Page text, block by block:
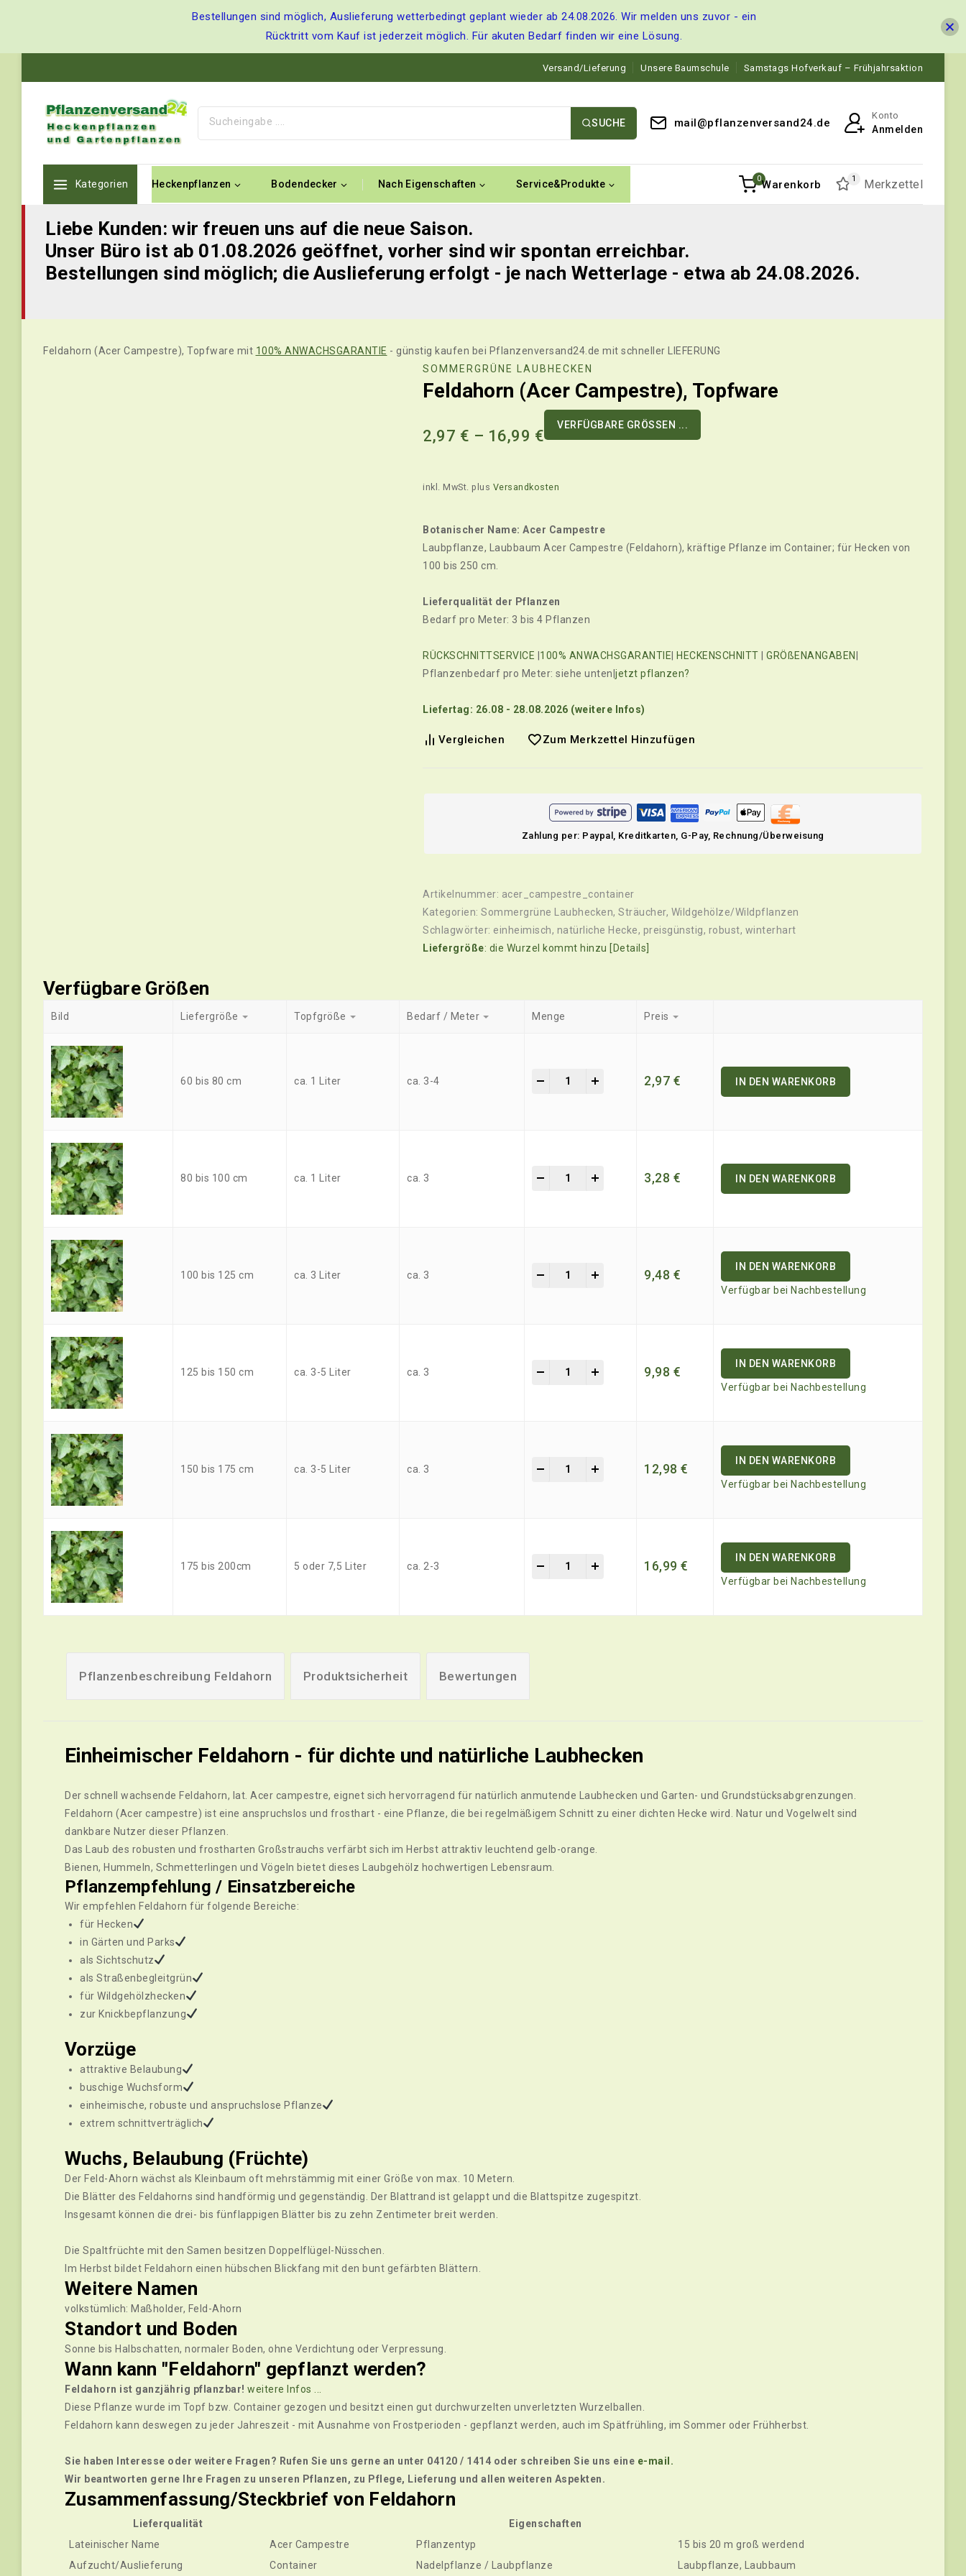
Versand/Lieferung Unsere Baumschule Samstags Hofverkauf – Frühjahrsaktion
SUCHE mail@pflanzenversand24.de
Konto
Anmelden
Kategorien Heckenpflanzen Bodendecker Nach Eigenschaften Service&Produkte 0Warenkorb 1 Merkzettel
Liebe Kunden: wir freuen uns auf die neue Saison.
Unser Büro ist ab 01.08.2026 geöffnet, vorher sind wir spontan erreichbar.
Bestellungen sind möglich; die Auslieferung erfolgt - je nach Wetterlage - etwa ab 24.08.2026.
Feldahorn (Acer Campestre), Topfware mit 100% ANWACHSGARANTIE - günstig kaufen bei Pflanzenversand24.de mit schneller LIEFERUNG
SOMMERGRÜNE LAUBHECKEN
Feldahorn (Acer Campestre), Topfware
2,97 € – 16,99 €
VERFÜGBARE GRÖSSEN ...
inkl. MwSt. plus Versandkosten
Botanischer Name: Acer Campestre
Laubpflanze, Laubbaum Acer Campestre (Feldahorn), kräftige Pflanze im Container; für Hecken von
100 bis 250 cm.
Lieferqualität der Pflanzen
Bedarf pro Meter: 3 bis 4 Pflanzen
RÜCKSCHNITTSERVICE |100% ANWACHSGARANTIE| HECKENSCHNITT | GRÖßENANGABEN|
Pflanzenbedarf pro Meter: siehe unten|jetzt pflanzen?
Liefertag: 26.08 - 28.08.2026 (weitere Infos)
Vergleichen Zum Merkzettel Hinzufügen
Zahlung per: Paypal, Kreditkarten, G-Pay, Rechnung/Überweisung
Artikelnummer: acer_campestre_container
Kategorien: Sommergrüne Laubhecken, Sträucher, Wildgehölze/Wildpflanzen
Schlagwörter: einheimisch, natürliche Hecke, preisgünstig, robust, winterhart
Liefergröße: die Wurzel kommt hinzu [Details]
Verfügbare Größen
Bild Liefergröße Topfgröße Bedarf / Meter Menge Preis
60 bis 80 cm ca. 1 Liter ca. 3-4 2,97 € IN DEN WARENKORB
80 bis 100 cm ca. 1 Liter ca. 3 3,28 € IN DEN WARENKORB
100 bis 125 cm ca. 3 Liter ca. 3 9,48 €
IN DEN WARENKORB
Verfügbar bei Nachbestellung
125 bis 150 cm ca. 3-5 Liter ca. 3 9,98 €
IN DEN WARENKORB
Verfügbar bei Nachbestellung
150 bis 175 cm ca. 3-5 Liter ca. 3 12,98 €
IN DEN WARENKORB
Verfügbar bei Nachbestellung
175 bis 200cm 5 oder 7,5 Liter ca. 2-3 16,99 €
IN DEN WARENKORB
Verfügbar bei Nachbestellung
Pflanzenbeschreibung Feldahorn Produktsicherheit Bewertungen
Einheimischer Feldahorn - für dichte und natürliche Laubhecken
Der schnell wachsende Feldahorn, lat. Acer campestre, eignet sich hervorragend für natürlich anmutende Laubhecken und Garten- und Grundstücksabgrenzungen.
Feldahorn (Acer campestre) ist eine anspruchslos und frosthart - eine Pflanze, die bei regelmäßigem Schnitt zu einer dichten Hecke wird. Natur und Vogelwelt sind
dankbare Nutzer dieser Pflanzen.
Das Laub des robusten und frostharten Großstrauchs verfärbt sich im Herbst attraktiv leuchtend gelb-orange.
Bienen, Hummeln, Schmetterlingen und Vögeln bietet dieses Laubgehölz hochwertigen Lebensraum.
Pflanzempfehlung / Einsatzbereiche
Wir empfehlen Feldahorn für folgende Bereiche:
für Hecken
in Gärten und Parks
als Sichtschutz
als Straßenbegleitgrün
für Wildgehölzhecken
zur Knickbepflanzung
Vorzüge
attraktive Belaubung
buschige Wuchsform
einheimische, robuste und anspruchslose Pflanze
extrem schnittverträglich
Wuchs, Belaubung (Früchte)
Der Feld-Ahorn wächst als Kleinbaum oft mehrstämmig mit einer Größe von max. 10 Metern.
Die Blätter des Feldahorns sind handförmig und gegenständig. Der Blattrand ist gelappt und die Blattspitze zugespitzt.
Insgesamt können die drei- bis fünflappigen Blätter bis zu zehn Zentimeter breit werden.
Die Spaltfrüchte mit den Samen besitzen Doppelflügel-Nüsschen.
Im Herbst bildet Feldahorn einen hübschen Blickfang mit den bunt gefärbten Blättern.
Weitere Namen
volkstümlich: Maßholder, Feld-Ahorn
Standort und Boden
Sonne bis Halbschatten, normaler Boden, ohne Verdichtung oder Verpressung.
Wann kann "Feldahorn" gepflanzt werden?
Feldahorn ist ganzjährig pflanzbar! weitere Infos ...
Diese Pflanze wurde im Topf bzw. Container gezogen und besitzt einen gut durchwurzelten unverletzten Wurzelballen.
Feldahorn kann deswegen zu jeder Jahreszeit - mit Ausnahme von Frostperioden - gepflanzt werden, auch im Spätfrühling, im Sommer oder Frühherbst.
Sie haben Interesse oder weitere Fragen? Rufen Sie uns gerne an unter 04120 / 1414 oder schreiben Sie uns eine e-mail.
Wir beantworten gerne Ihre Fragen zu unseren Pflanzen, zu Pflege, Lieferung und allen weiteren Aspekten.
Zusammenfassung/Steckbrief von Feldahorn
Lieferqualität
Lateinischer Name
Acer Campestre
Aufzucht/Auslieferung
Container
Eigenschaften
Pflanzentyp
15 bis 20 m groß werdend
Nadelpflanze / Laubpflanze
Laubpflanze, Laubbaum
Bestellungen sind möglich, Auslieferung wetterbedingt geplant wieder ab 24.08.2026. Wir melden uns zuvor - ein
Rücktritt vom Kauf ist jederzeit möglich. Für akuten Bedarf finden wir eine Lösung.